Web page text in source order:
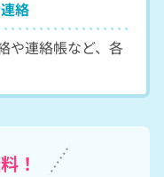
絡
や連絡帳など、各
！